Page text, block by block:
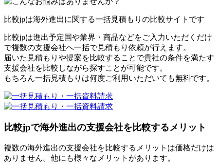
比較jpは海外進出に関する一括見積もりの比較サイトです
比較jpは進出予定国や業界・商品などをご入力いただくだけ
で複数の支援会社へ一括で見積もり依頼が行えます。
届いた見積もりや提案を比較することで貴社の条件を満たす
支援会社を比較しながら探すことが可能です。
もちろん一括見積もりは何度ご利用いただいても無料です。
比較jpで海外進出の支援会社を比較するメリット
複数の海外進出の支援会社を比較するメリットは価格だけは
ありません。他にも様々なメリットがあります。